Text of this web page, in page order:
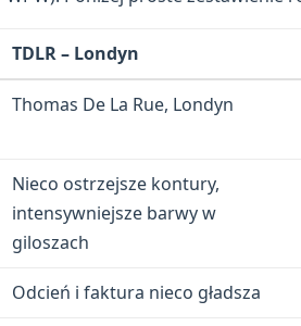
TDLR – Londyn
Thomas De La Rue, Londyn
Nieco ostrzejsze kontury,
intensywniejsze barwy w
giloszach
Odcień i faktura nieco gładsza